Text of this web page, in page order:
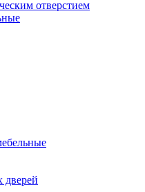
отверстием
дверей